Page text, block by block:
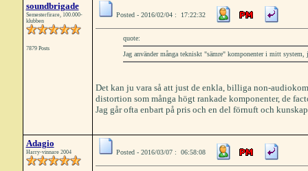
soundbrigade
Semesterfirare, 100.000-
klubben
7879 Posts
Posted - 2016/02/04 : 17:22:32
quote:
Jag använder många tekniskt "sämre" komponenter i mitt system,
Det kan ju vara så att just de enkla, billiga non-
distortion som många högt rankade komponenter, de
Jag går ofta enbart på pris och en del förnuft och
Adagio
Harry-vinnare 2004 Posted - 2016/03/07 : 06:58:08